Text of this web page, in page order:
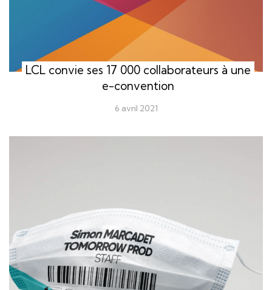
LCL convie ses 17 000 collaborateurs à une
e-convention
6 avril 2021